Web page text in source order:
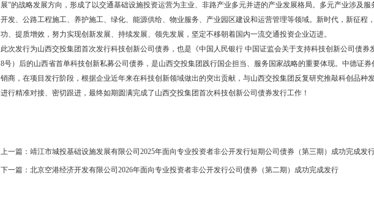
展”的战略发展方向，形成了以交通基础设施投资运营为主业、非路产业多元并进的产业发展格局。多元产业涉及服
开发、公路工程施工、养护施工、绿化、能源供给、物业服务、产业园区建设和运营管理等领域。新时代，新征程
功、提质增效，努力实现创新发展、持续发展、领先发展，坚定不移朝着国内一流交通投资企业迈进。
此次发行为山西交投集团首次发行科技创新公司债券，也是《中国人民银行 中国证监会关于支持科技创新公司债券
8号）后的山西省首单科技创新私募公司债券，是山西交投集团践行国企担当、服务国家战略的重要体现。中德证
销商，在项目发行阶段，根据企业近年来在科技创新领域做出的突出贡献，与山西交投集团反复研究推敲科创品种
进行精准对接、密切跟进，最终如期圆满完成了山西交投集团首次科技创新公司债券发行工作！
上一篇： 靖江市城投基础设施发展有限公司2025年面向专业投资者非公开发行短期公司债券（第三期）成功完成发
下一篇： 北京空港经济开发有限公司2026年面向专业投资者非公开发行公司债券（第二期）成功完成发行